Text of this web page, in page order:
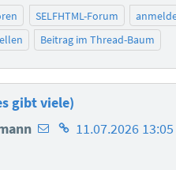
SELFHTML-Forum
Beitrag im Thread-Baum
gibt viele)
E-
Homepage
11.07.2026 13:05